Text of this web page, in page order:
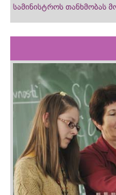
სამინისტროს თანხმობას